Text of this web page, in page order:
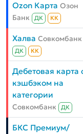
Ozon Карта Озон
Банк
ДК КК
Халва Совкомбанк
ДК КК
Дебетовая карта
кэшбэком на
категории
Совкомбанк ДК
БКС Премиум/